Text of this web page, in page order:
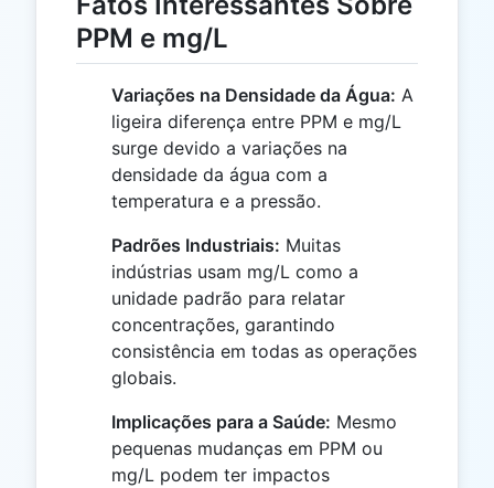
PPM e mg/L
Variações na Densidade da Água: A
ligeira diferença entre PPM e mg/L
surge devido a variações na
densidade da água com a
temperatura e a pressão.
Padrões Industriais: Muitas
indústrias usam mg/L como a
unidade padrão para relatar
concentrações, garantindo
consistência em todas as operações
globais.
Implicações para a Saúde: Mesmo
pequenas mudanças em PPM ou
mg/L podem ter impactos